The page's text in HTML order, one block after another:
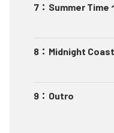
7 ： Summer Time
8 ： Midnight
9 ： Outro